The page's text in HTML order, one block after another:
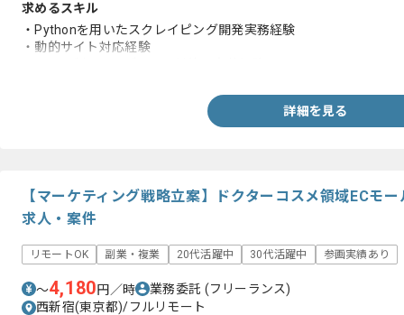
求めるスキル
・Pythonを用いたスクレイピング開発実務経験
・動的サイト対応経験
詳細を見る
【マーケティング戦略立案】ドクターコスメ領域ECモ
求人・案件
リモートOK 副業・複業 20代活躍中 30代活躍中 参画実績あり
〜4,180円／時 業務委託 (フリーランス)
西新宿(東京都)/フルリモート